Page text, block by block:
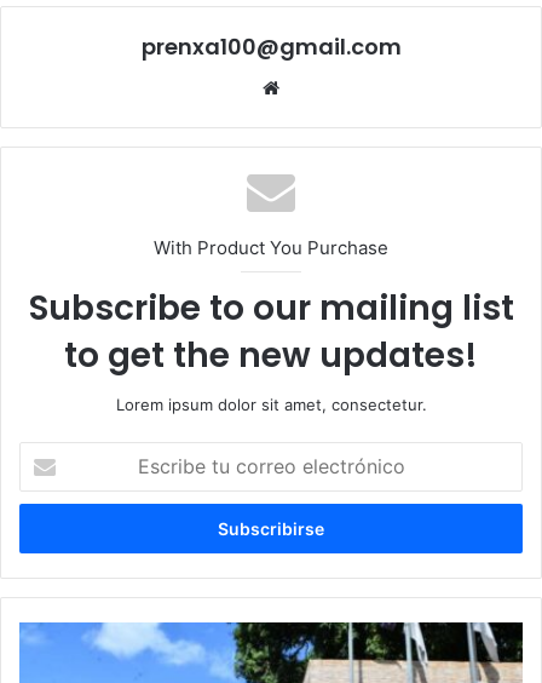
prenxa100@gmail.com
With Product You Purchase
Subscribe to our mailing list
to get the new updates!
Lorem ipsum dolor sit amet, consectetur.
correo
Dirección Provincial